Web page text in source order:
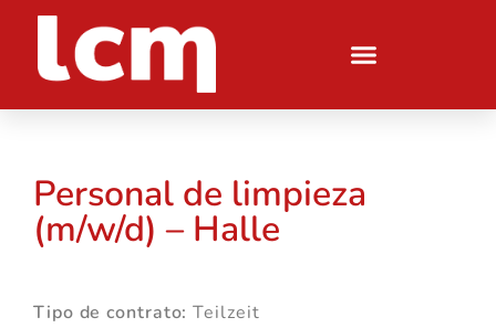
Personal de limpieza
(m/w/d) – Halle
Tipo de contrato: Teilzeit